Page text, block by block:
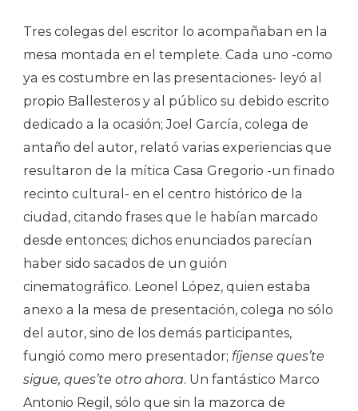
Tres colegas del escritor lo acompañaban en la
mesa montada en el templete. Cada uno -como
ya es costumbre en las presentaciones- leyó al
propio Ballesteros y al público su debido escrito
dedicado a la ocasión; Joel García, colega de
antaño del autor, relató varias experiencias que
resultaron de la mítica Casa Gregorio -un finado
recinto cultural- en el centro histórico de la
ciudad, citando frases que le habían marcado
desde entonces; dichos enunciados parecían
haber sido sacados de un guión
cinematográfico. Leonel López, quien estaba
anexo a la mesa de presentación, colega no sólo
del autor, sino de los demás participantes,
fungió como mero presentador; fíjense ques’te
sigue, ques’te otro ahora. Un fantástico Marco
Antonio Regil, sólo que sin la mazorca de